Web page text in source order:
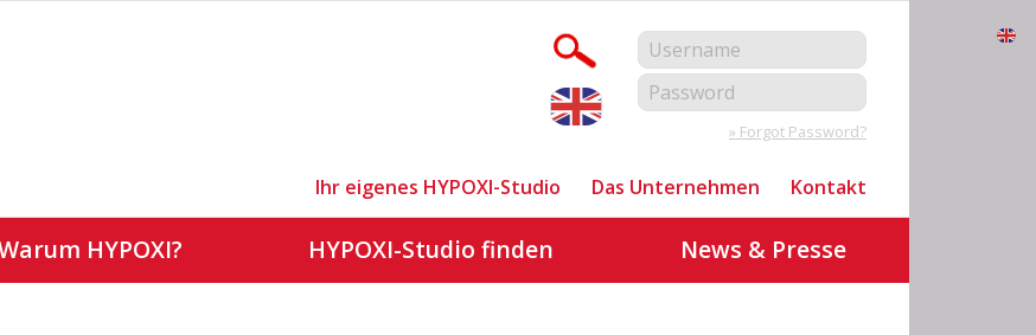
» Forgot Password?
Ihr eigenes HYPOXI-Studio Das Unternehmen Kontakt
HYPOXI? HYPOXI-Studio finden News & Presse